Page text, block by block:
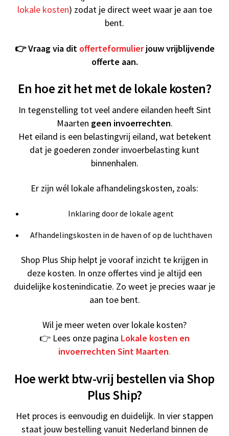
lokale kosten) zodat je direct weet waar je aan toe
bent.
👉 Vraag via dit offerteformulierjouw vrijblijvende
offerte aan.
En hoe zit het met de lokale kosten?
In tegenstelling tot veel andere eilanden heeft Sint
Maarten geen invoerrechten.
Het eiland is een belastingvrij eiland, wat betekent
dat je goederen zonder invoerbelasting kunt
binnenhalen.
Er zijn wél lokale afhandelingskosten, zoals:
Inklaring door de lokale agent
Afhandelingskosten in de haven of op de luchthaven
Shop Plus Ship helpt je vooraf inzicht te krijgen in
deze kosten. In onze offertes vind je altijd een
duidelijke kostenindicatie. Zo weet je precies waar je
aan toe bent.
Wil je meer weten over lokale kosten?
👉 Lees onze pagina Lokale kosten en
invoerrechten Sint Maarten.
Hoe werkt btw-vrij bestellen via Shop
Plus Ship?
Het proces is eenvoudig en duidelijk. In vier stappen
staat jouw bestelling vanuit Nederland binnen de